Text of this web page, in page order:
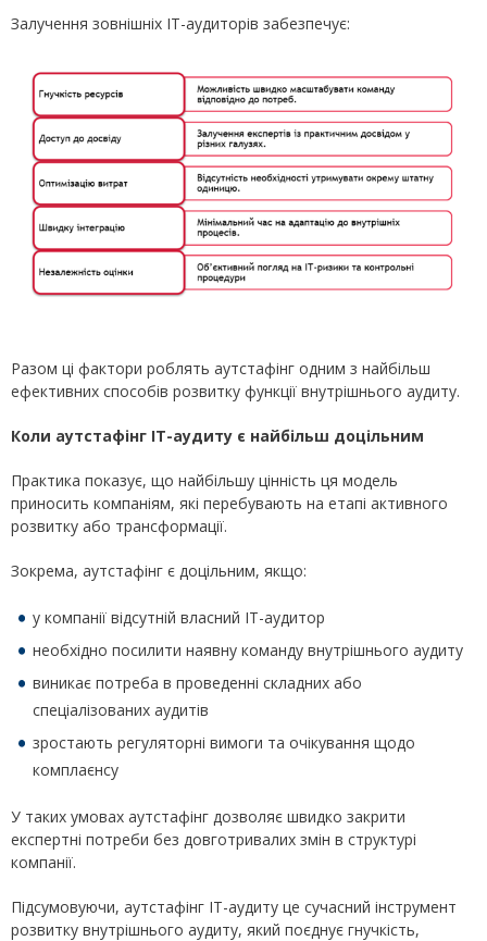
Залучення зовнішніх ІТ-аудиторів забезпечує:
Разом ці фактори роблять аутстафінг одним з найбільш
ефективних способів розвитку функції внутрішнього аудиту.
Коли аутстафінг ІТ-аудиту є найбільш доцільним
Практика показує, що найбільшу цінність ця модель
приносить компаніям, які перебувають на етапі активного
розвитку або трансформації.
Зокрема, аутстафінг є доцільним, якщо:
у компанії відсутній власний ІТ-аудитор
необхідно посилити наявну команду внутрішнього аудиту
виникає потреба в проведенні складних або
спеціалізованих аудитів
зростають регуляторні вимоги та очікування щодо
комплаєнсу
У таких умовах аутстафінг дозволяє швидко закрити
експертні потреби без довготривалих змін в структурі
компанії.
Підсумовуючи, аутстафінг ІТ-аудиту це сучасний інструмент
розвитку внутрішнього аудиту, який поєднує гнучкість,